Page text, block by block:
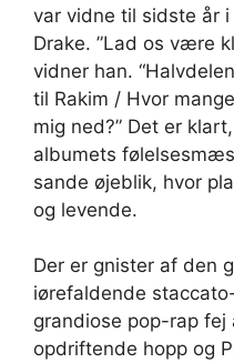
var vidne til sidste år
Drake. ”Lad os være
vidner han.
til Rakim / Hvor
mig ned?” Det er
albumets
sande øjeblik, hvor
og levende.
Der er gnister af den
iørefaldende staccato-
grandiose pop-rap fej
opdriftende hopp og